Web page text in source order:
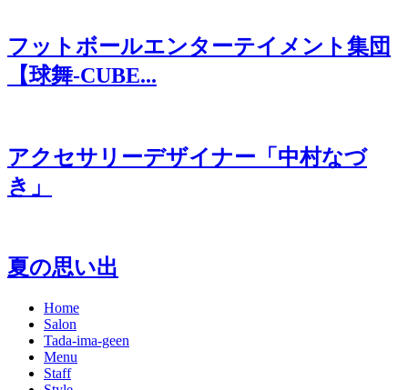
フットボールエンターテイメント集団
【球舞-CUBE...
アクセサリーデザイナー「中村なづ
き」
夏の思い出
Home
Salon
Tada-ima-geen
Menu
Staff